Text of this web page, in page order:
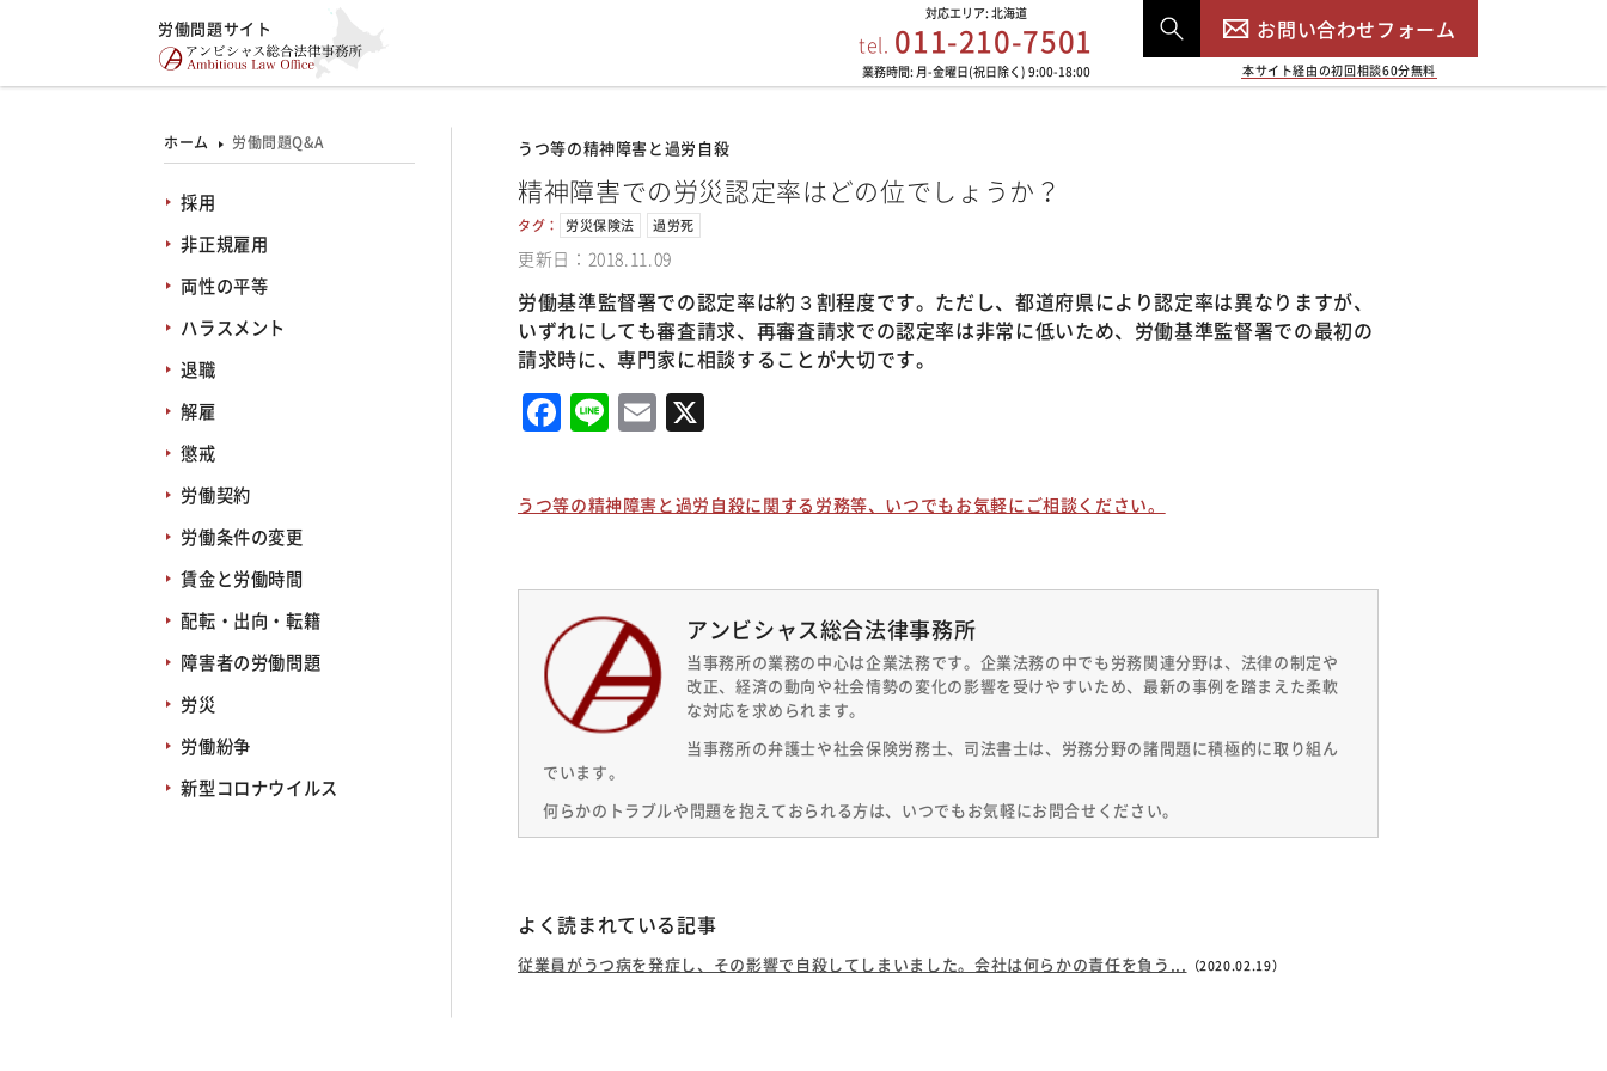
労働問題サイト
対応エリア: 北海道
tel. 011-210-7501
業務時間: 月-金曜日(祝日除く) 9:00-18:00
お問い合わせフォーム
本サイト経由の初回相談60分無料
うつ等の精神障害と過労自殺
精神障害での労災認定率はどの位でしょうか？
タグ： 労災保険法 過労死
更新日：2018.11.09
労働基準監督署での認定率は約３割程度です。ただし、都道府県により認定率は異なりますが、
いずれにしても審査請求、再審査請求での認定率は非常に低いため、労働基準監督署での最初の
請求時に、専門家に相談することが大切です。
Facebook
LineEmail
うつ等の精神障害と過労自殺に関する労務等、いつでもお気軽にご相談ください。
アンビシャス総合法律事務所
当事務所の業務の中心は企業法務です。企業法務の中でも労務関連分野は、法律の制定や
改正、経済の動向や社会情勢の変化の影響を受けやすいため、最新の事例を踏まえた柔軟
な対応を求められます。
当事務所の弁護士や社会保険労務士、司法書士は、労務分野の諸問題に積極的に取り組ん
でいます。
何らかのトラブルや問題を抱えておられる方は、いつでもお気軽にお問合せください。
よく読まれている記事
従業員がうつ病を発症し、その影響で自殺してしまいました。会社は何らかの責任を負う... （2020.02.19）
ホーム 労働問題Q&A
採用
非正規雇用
両性の平等
ハラスメント
退職
解雇
懲戒
労働契約
労働条件の変更
賃金と労働時間
配転・出向・転籍
障害者の労働問題
労災
労働紛争
新型コロナウイルス